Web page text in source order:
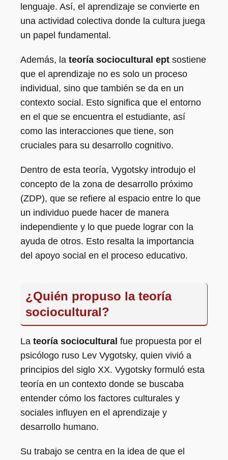
lenguaje. Así, el aprendizaje se convierte en
una actividad colectiva donde la cultura juega
un papel fundamental.
Además, la teoría sociocultural ept sostiene
que el aprendizaje no es solo un proceso
individual, sino que también se da en un
contexto social. Esto significa que el entorno
en el que se encuentra el estudiante, así
como las interacciones que tiene, son
cruciales para su desarrollo cognitivo.
Dentro de esta teoría, Vygotsky introdujo el
concepto de la zona de desarrollo próximo
(ZDP), que se refiere al espacio entre lo que
un individuo puede hacer de manera
independiente y lo que puede lograr con la
ayuda de otros. Esto resalta la importancia
del apoyo social en el proceso educativo.
¿Quién propuso la teoría
sociocultural?
La teoría sociocultural fue propuesta por el
psicólogo ruso Lev Vygotsky, quien vivió a
principios del siglo XX. Vygotsky formuló esta
teoría en un contexto donde se buscaba
entender cómo los factores culturales y
sociales influyen en el aprendizaje y
desarrollo humano.
Su trabajo se centra en la idea de que el